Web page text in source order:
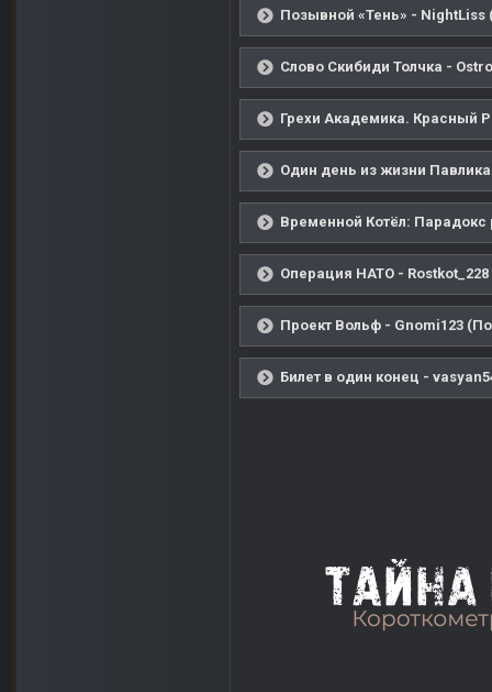
Позывной «Тень» - NightLiss
Слово Скибиди Толчка -
Грехи Академика. Красный
Один день из жизни
Временной Котёл: Парадокс
Операция НАТО - Rostkot_228
Проект Вольф - Gnomi123
Билет в один конец -